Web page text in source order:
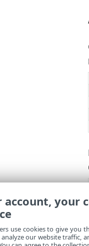
account, your
use cookies to give you
our website traffic,